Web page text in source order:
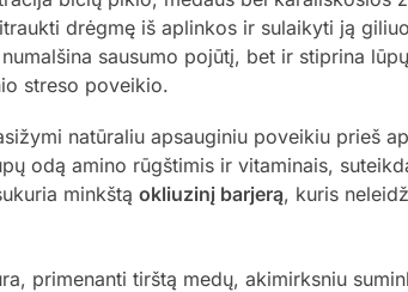
drėgmę iš aplinkos ir sulaikyti ją
sausumo pojūtį, bet ir stiprina
streso poveikio.
natūraliu apsauginiu poveikiu prieš
odą amino rūgštimis ir vitaminais,
minkštą okliuzinį barjerą, kuris
primenanti tirštą medų, akimirksniu